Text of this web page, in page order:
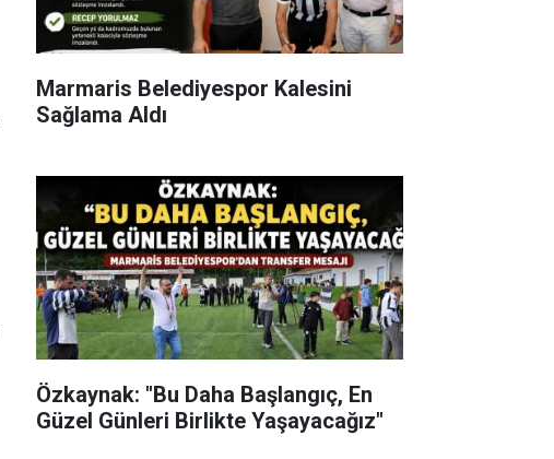
Marmaris Belediyespor Kalesini
Sağlama Aldı
Özkaynak: "Bu Daha Başlangıç, En
Güzel Günleri Birlikte Yaşayacağız"